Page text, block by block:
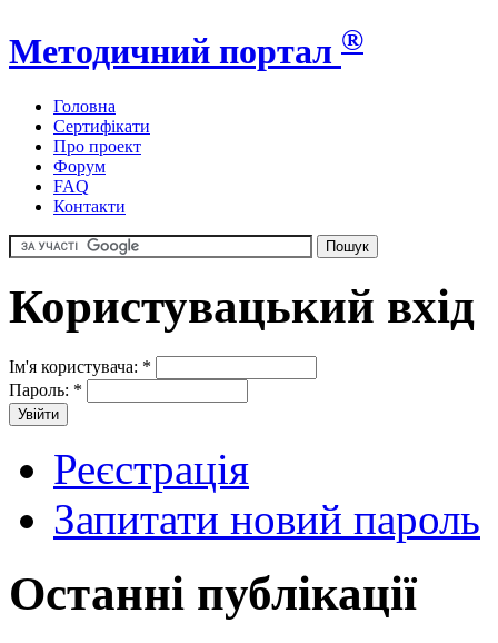
Методичний портал ®
Головна
Сертифікати
Про проект
Форум
FAQ
Контакти
Користувацький вхід
Ім'я користувача: *
Пароль: *
Реєстрація
Запитати новий пароль
Останні публікації